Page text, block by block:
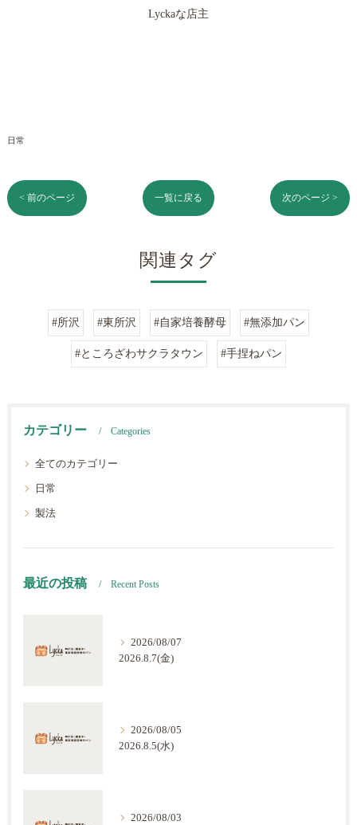
Lyckaな店主
日常
< 前のページ 一覧に戻る 次のページ >
関連タグ
#所沢 #東所沢 #自家培養酵母 #無添加パン
#ところざわサクラタウン #手捏ねパン
カテゴリー Categories
全てのカテゴリー
日常
製法
最近の投稿 Recent Posts
2026/08/07
2026.8.7(金)
2026/08/05
2026.8.5(水)
2026/08/03